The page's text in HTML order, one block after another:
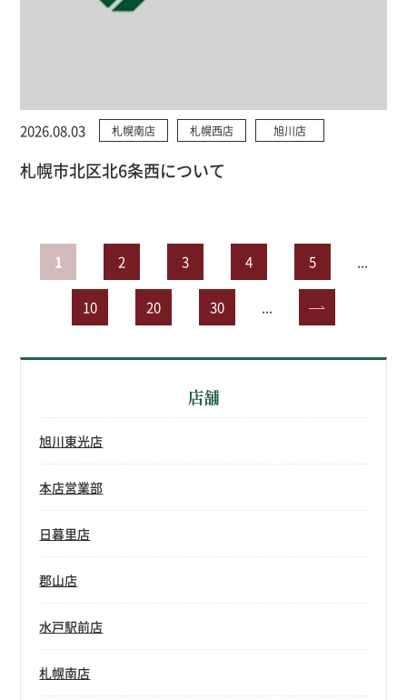
2026.08.03 札幌南店 札幌西店 旭川店
札幌市北区北6条西について
1 2 3 4 5 ...
10 20 30 ... »
店舗
旭川東光店
本店営業部
日暮里店
郡山店
水戸駅前店
札幌南店